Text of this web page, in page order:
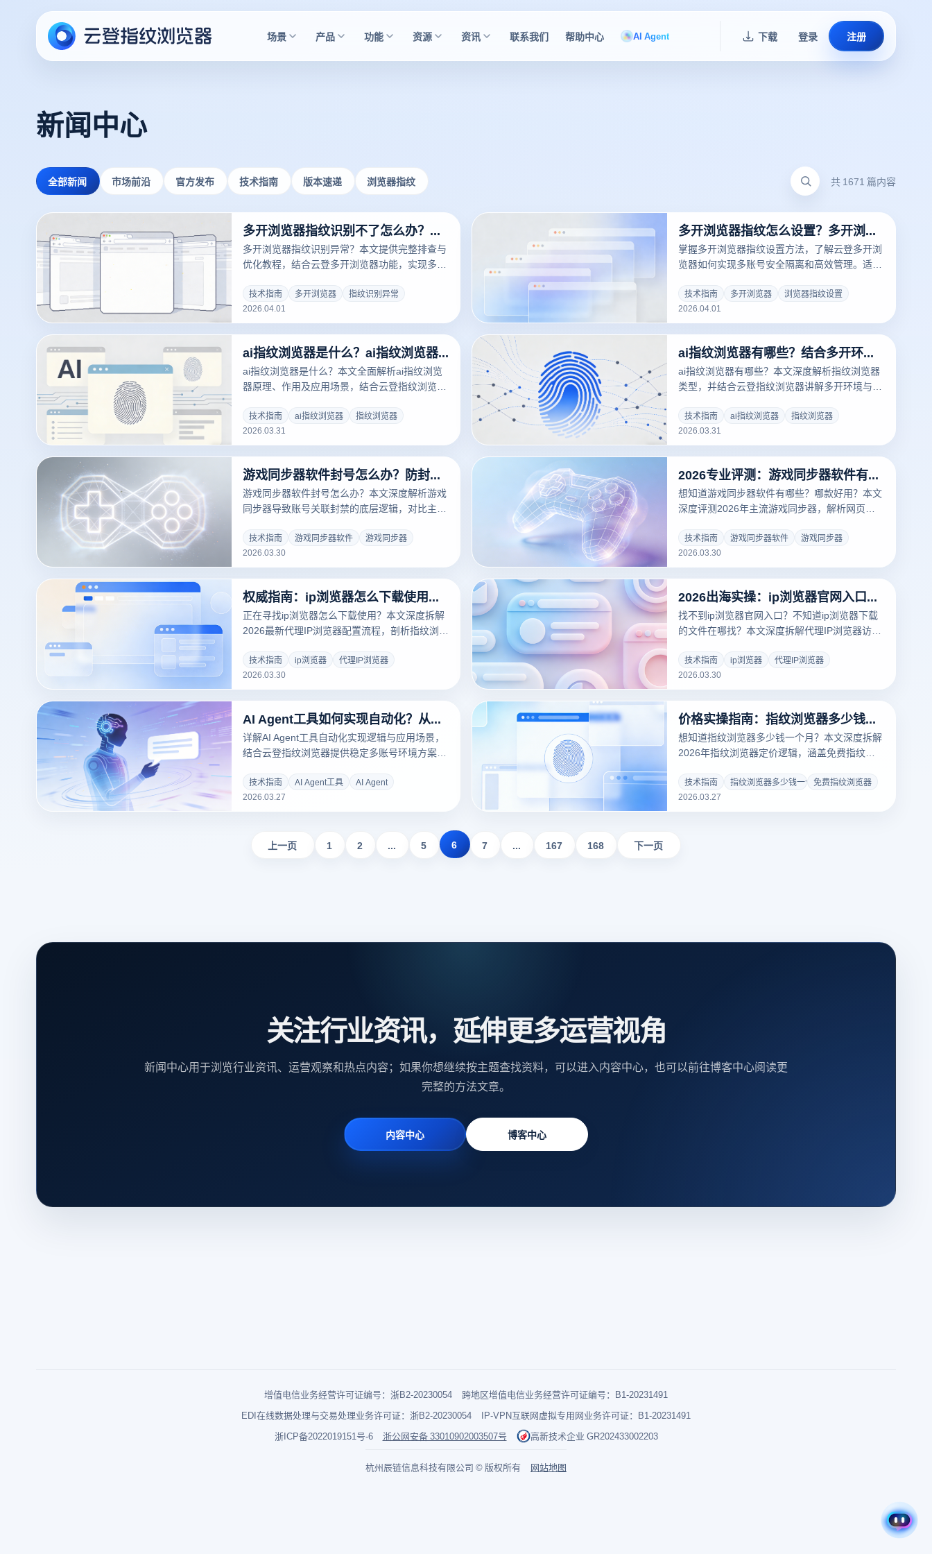
场景 产品 功能 资源 资讯 联系我们 帮助中心 AI Agent 下载 登录 注册
新闻中心
全部新闻 市场前沿 官方发布 技术指南 版本速递 浏览器指纹 共 1671 篇内容
多开浏览器指纹识别不了怎么办？指纹异常排查与环境优化教程
多开浏览器指纹识别异常？本文提供完整排查与
优化教程，结合云登多开浏览器功能，实现多账
高效多开体验。
技术指南 多开浏览器
指纹识别异常
2026.04.01
多开浏览器指纹怎么设置？多开浏览器有哪些软件好用？
掌握多开浏览器指纹设置方法，了解云登多开浏
览器如何实现多账号安全隔离和高效管理。适用
率与账号安全性，立即下载体验专业多开功能。
技术指南 多开浏览器
浏览器指纹设置
2026.04.01
ai指纹浏览器是什么？ai指纹浏览器有什么用？
ai指纹浏览器是什么？本文全面解析ai指纹浏览
器原理、作用及应用场景，结合云登指纹浏览器
跨境电商与营销人员提升账号安全与效率。
技术指南 ai指纹浏览器
指纹浏览器
2026.03.31
ai指纹浏览器有哪些？结合多开环境实现账号批量管理方案
ai指纹浏览器有哪些？本文深度解析指纹浏览器
类型，并结合云登指纹浏览器讲解多开环境与账
率，适用于跨境电商与社媒运营场景。
技术指南 ai指纹浏览器
指纹浏览器
2026.03.31
游戏同步器软件封号怎么办？防封号机制揭秘与多开浏览器终极解决方案
游戏同步器软件封号怎么办？本文深度解析游戏
同步器导致账号关联封禁的底层逻辑，对比主流
境隔离与窗口同步终极解决方案，助您彻底告别
批量封号烦恼。
技术指南 游戏同步器软件
游戏同步器
2026.03.30
2026专业评测：游戏同步器软件有哪些？游戏同步器软件哪个好用？
想知道游戏同步器软件有哪些？哪款好用？本文
深度评测2026年主流游戏同步器，解析网页游
与同步器黑科技，教你如何实现千组账号一键同
步，大幅提升搬砖效率。立即阅读，开启高收益
游戏运营新时代！
技术指南 游戏同步器软件
游戏同步器
2026.03.30
权威指南：ip浏览器怎么下载使用？详解代理IP浏览器配置隔离方案
正在寻找ip浏览器怎么下载使用？本文深度拆解
2026最新代理IP浏览器配置流程，剖析指纹浏览
指纹浏览器核心黑科技，教您零基础搭建全球化
高匿名办公环境，点击获取专业防封避坑全攻
略！
技术指南 ip浏览器
代理IP浏览器
2026.03.30
2026出海实操：ip浏览器官网入口怎么进？详解指纹浏览器安全隔离方案
找不到ip浏览器官网入口？不知道ip浏览器下载
的文件在哪找？本文深度拆解代理IP浏览器访问
环境隔离技术，实现多账号高效管理，彻底解决
文件路径混乱与账号关联封号难题，点击查看
2026专业级出海工具指南！
技术指南 ip浏览器
代理IP浏览器
2026.03.30
AI Agent工具如何实现自动化？从入门到精通全解析
详解AI Agent工具自动化实现逻辑与应用场景，
结合云登指纹浏览器提供稳定多账号环境方案，
技术指南 AI Agent工具
AI Agent
2026.03.27
价格实操指南：指纹浏览器多少钱一个月？免费指纹浏览器避坑攻略
想知道指纹浏览器多少钱一个月？本文深度拆解
2026年指纹浏览器定价逻辑，涵盖免费指纹浏
离黑科技，为您提供极具性价比的跨平台多账号
防关联方案，助您在出海征程中省钱更提效！
技术指南 指纹浏览器多少钱一个月免费指纹浏览器
2026.03.27
上一页 1 2 ... 5 6 7 ... 167 168 下一页
关注行业资讯，延伸更多运营视角
新闻中心用于浏览行业资讯、运营观察和热点内容；如果你想继续按主题查找资料，可以进入内容中心，也可以前往博客中心阅读更
完整的方法文章。
内容中心 博客中心
增值电信业务经营许可证编号：浙B2-20230054
跨地区增值电信业务经营许可证编号：B1-20231491
EDI在线数据处理与交易处理业务许可证：浙B2-20230054
IP-VPN互联网虚拟专用网业务许可证：B1-20231491
浙ICP备2022019151号-6
浙公网安备 33010902003507号 高新技术企业 GR202433002203
杭州辰链信息科技有限公司 © 版权所有 网站地图